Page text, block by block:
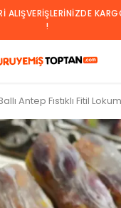
ALIŞVERIŞLERINIZDE
!
Antep Fıstıklı Fitil Lokum